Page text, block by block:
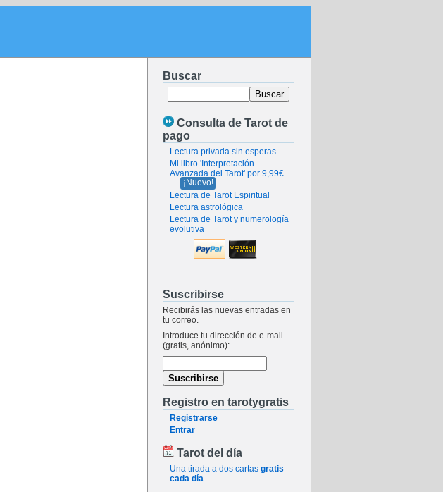
Buscar
Consulta de Tarot de
pago
Lectura privada sin esperas
Mi libro 'Interpretación
Avanzada del Tarot' por 9,99€
¡Nuevo!
Lectura de Tarot Espiritual
Lectura astrológica
Lectura de Tarot y numerología
evolutiva
Suscribirse
Recibirás las nuevas entradas en
tu correo.
Introduce tu dirección de e-mail
(gratis, anónimo):
Registro en tarotygratis
Registrarse
Entrar
Tarot del día
Una tirada a dos cartas gratis
cada día